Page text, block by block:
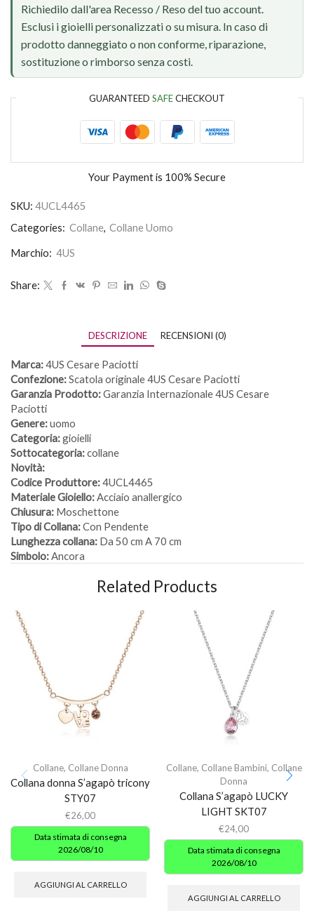
Richiedilo dall'area Recesso / Reso del tuo account.
Esclusi i gioielli personalizzati o su misura. In caso di
prodotto danneggiato o non conforme, riparazione,
sostituzione o rimborso senza costi.
GUARANTEED SAFECHECKOUT
Your Payment is 100% Secure
SKU: 4UCL4465
Categories: Collane, Collane Uomo
Marchio: 4US
Share:
DESCRIZIONE RECENSIONI (0)
Marca:4US Cesare Paciotti
Confezione:Scatola originale 4US Cesare Paciotti
Garanzia Prodotto:Garanzia Internazionale 4US Cesare
Paciotti
Genere:uomo
Categoria:gioielli
Sottocategoria:collane
Novità:
Codice Produttore:4UCL4465
Materiale Gioiello:Acciaio anallergico
Chiusura: Moschettone
Tipo di Collana:Con Pendente
Lunghezza collana: Da 50 cm A 70 cm
Simbolo:Ancora
Related Products
Collane, Collane Donna
Collana donna S’agapò tricony
STY07
€26,00
Data stimata di consegna
2026/08/10
AGGIUNGI AL CARRELLO
Collane, Collane Bambini, Collane
Donna
Collana S’agapò LUCKY
LIGHT SKT07
€24,00
Data stimata di consegna
2026/08/10
AGGIUNGI AL CARRELLO